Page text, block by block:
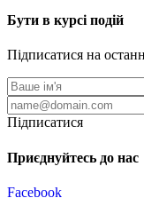
Бути в курсі подій
Підписатися на
Підписатися
Приєднуйтесь до нас
Facebook